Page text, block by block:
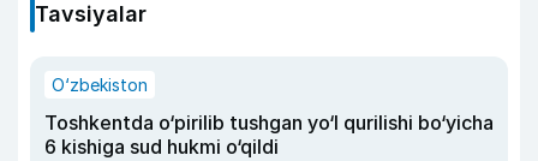
Tavsiyalar
O‘zbekiston
Toshkentda o‘pirilib tushgan yo‘l qurilishi bo‘yicha
6 kishiga sud hukmi o‘qildi